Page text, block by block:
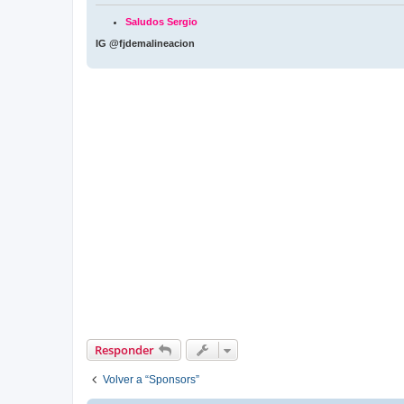
Saludos Sergio
IG @fjdemalineacion
Responder
Volver a “Sponsors”